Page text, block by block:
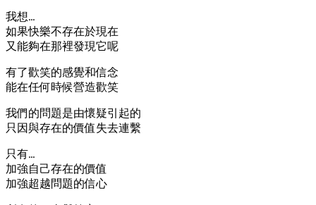
我想…
如果快樂不存在於現在
又能夠在那裡發現它呢
有了歡笑的感覺和信念
能在任何時候營造歡笑
我們的問題是由懷疑引起的
只因與存在的價值失去連繫
只有…
加強自己存在的價值
加強超越問題的信心